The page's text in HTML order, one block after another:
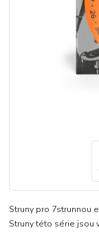
Struny pro 7strunnou
Struny této série jsou